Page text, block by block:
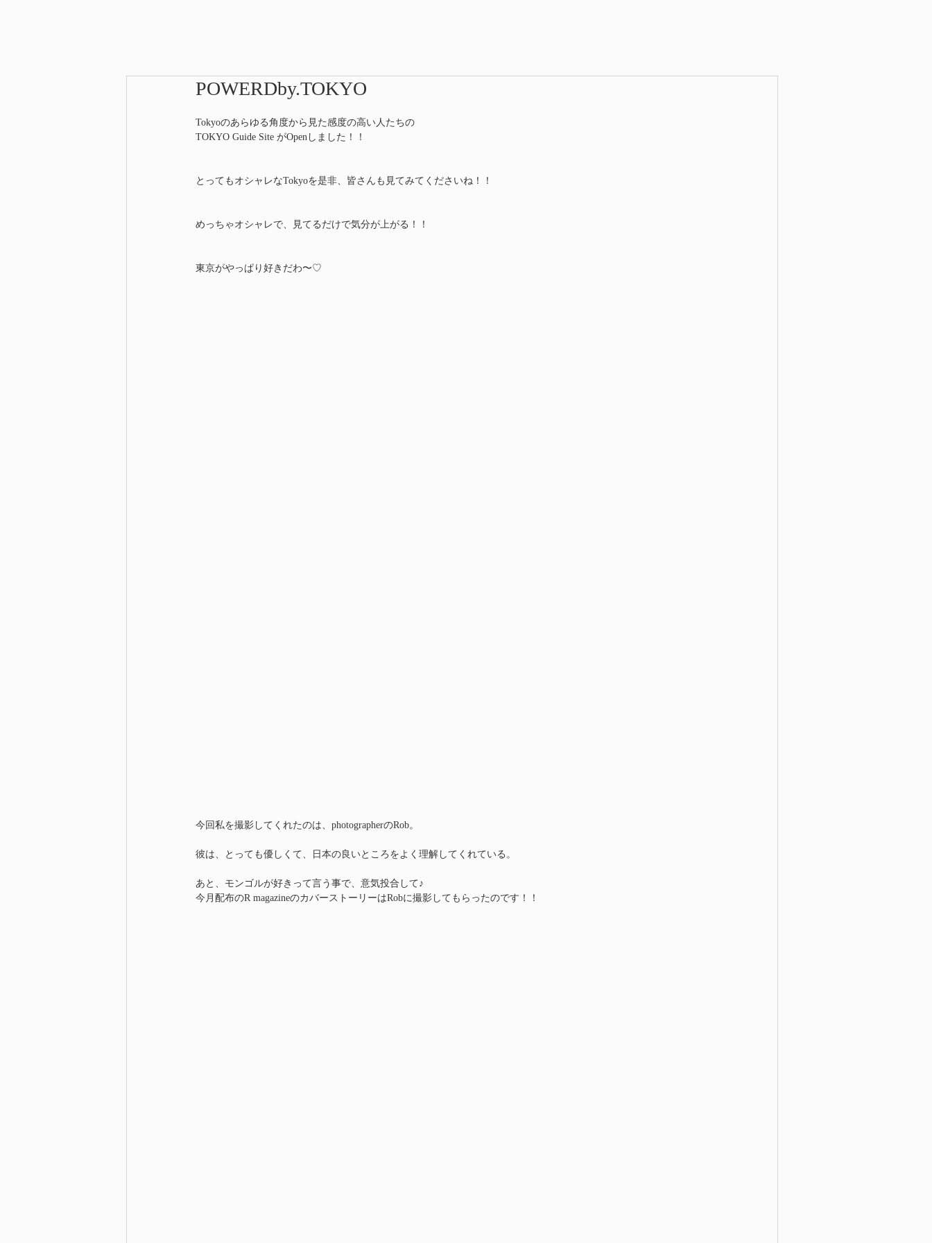
POWERDby.TOKYO
Tokyoのあらゆる角度から見た感度の高い人たちの
TOKYO Guide Site がOpenしました！！
とってもオシャレなTokyoを是非、皆さんも見てみてくださいね！！
めっちゃオシャレで、見てるだけで気分が上がる！！
東京がやっぱり好きだわ〜♡
今回私を撮影してくれたのは、photographerのRob。
彼は、とっても優しくて、日本の良いところをよく理解してくれている。
あと、モンゴルが好きって言う事で、意気投合して♪
今月配布のR magazineのカバーストーリーはRobに撮影してもらったのです！！